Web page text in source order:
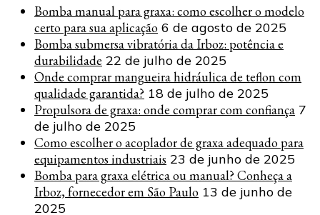
Bomba manual para graxa: como escolher o modelo
certo para sua aplicação 6 de agosto de 2025
Bomba submersa vibratória da Irboz: potência e
durabilidade 22 de julho de 2025
Onde comprar mangueira hidráulica de teflon com
qualidade garantida? 18 de julho de 2025
Propulsora de graxa: onde comprar com confiança 7
de julho de 2025
Como escolher o acoplador de graxa adequado para
equipamentos industriais 23 de junho de 2025
Bomba para graxa elétrica ou manual? Conheça a
Irboz, fornecedor em São Paulo 13 de junho de
2025